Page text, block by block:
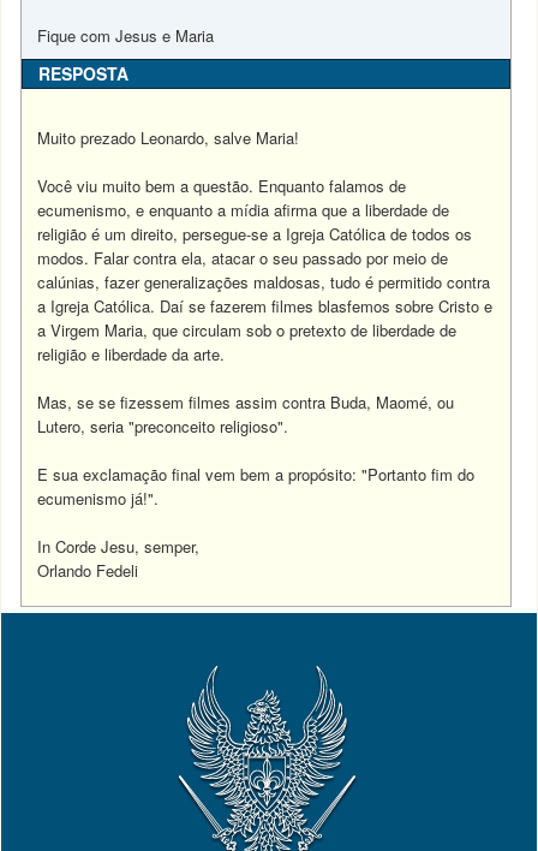
Fique com Jesus e Maria
RESPOSTA
Muito prezado Leonardo, salve Maria!
Você viu muito bem a questão. Enquanto falamos de
ecumenismo, e enquanto a mídia afirma que a liberdade de
religião é um direito, persegue-se a Igreja Católica de todos os
modos. Falar contra ela, atacar o seu passado por meio de
calúnias, fazer generalizações maldosas, tudo é permitido contra
a Igreja Católica. Daí se fazerem filmes blasfemos sobre Cristo e
a Virgem Maria, que circulam sob o pretexto de liberdade de
religião e liberdade da arte.
Mas, se se fizessem filmes assim contra Buda, Maomé, ou
Lutero, seria "preconceito religioso".
E sua exclamação final vem bem a propósito: "Portanto fim do
ecumenismo já!".
In Corde Jesu, semper,
Orlando Fedeli